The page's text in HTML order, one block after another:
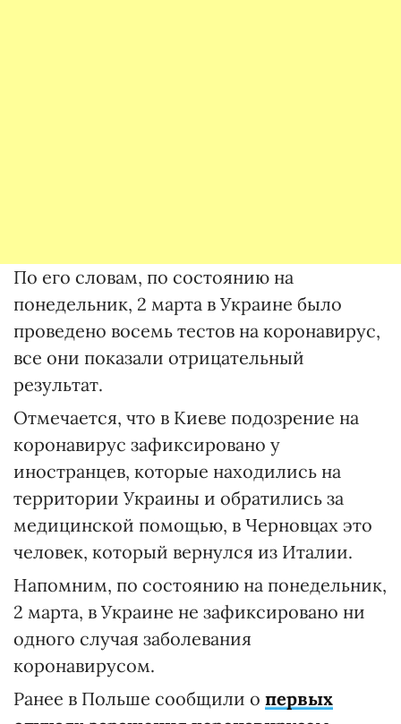
По его словам, по состоянию на
понедельник, 2 марта в Украине было
проведено восемь тестов на коронавирус,
все они показали отрицательный
результат.
Отмечается, что в Киеве подозрение на
коронавирус зафиксировано у
иностранцев, которые находились на
территории Украины и обратились за
медицинской помощью, в Черновцах это
человек, который вернулся из Италии.
Напомним, по состоянию на понедельник,
2 марта, в Украине не зафиксировано ни
одного случая заболевания
коронавирусом.
Ранее в Польше сообщили о первых